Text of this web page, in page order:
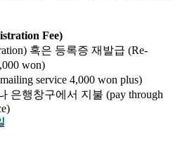
Fee)
혹은 등록증 재발급 (Re-
won)
service 4,000 won plus)
은행창구에서 지불 (pay through